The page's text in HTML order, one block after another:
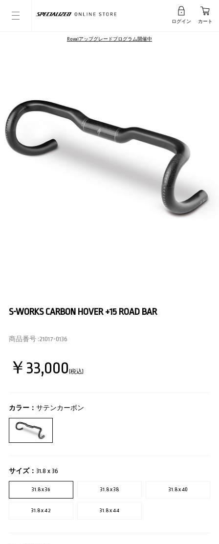
ログイン カート
Rovalアップグレードプログラム開催中
S-WORKS CARBON HOVER +15 ROAD BAR
商品番号 :21017-0136
￥33,000(税込)
カラー： サテンカーボン
サイズ： 31.8 x 36
31.8 x 36 31.8 x 38 31.8 x 40
31.8 x 42 31.8 x 44